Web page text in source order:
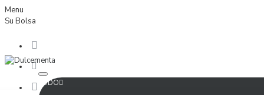
Menu
Su Bolsa
TODO